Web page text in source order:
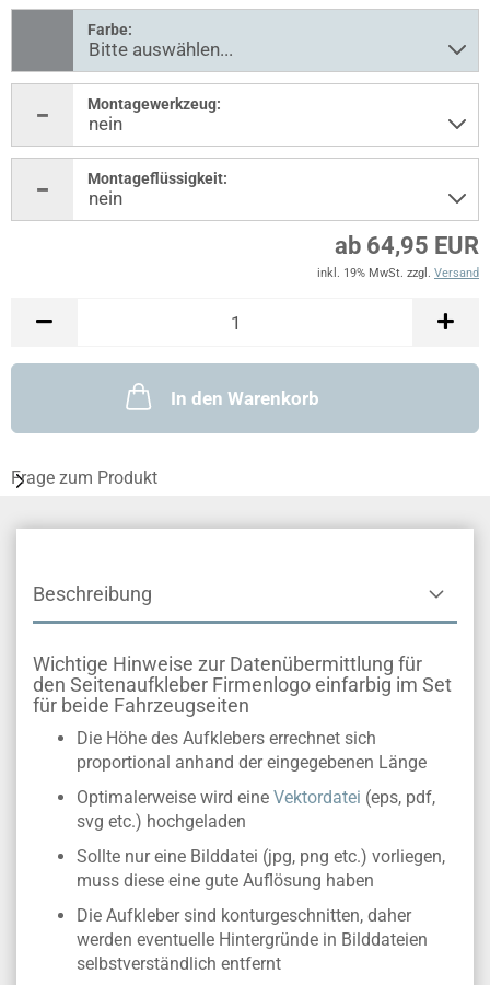
Farbe:
Montagewerkzeug:
Montageflüssigkeit:
ab 64,95 EUR
inkl. 19% MwSt. zzgl. Versand
In den Warenkorb
Frage zum Produkt
Beschreibung
Wichtige Hinweise zur Datenübermittlung für
den Seitenaufkleber Firmenlogo einfarbig im Set
für beide Fahrzeugseiten
Die Höhe des Aufklebers errechnet sich
proportional anhand der eingegebenen Länge
Optimalerweise wird eine Vektordatei (eps, pdf,
svg etc.) hochgeladen
Sollte nur eine Bilddatei (jpg, png etc.) vorliegen,
muss diese eine gute Auflösung haben
Die Aufkleber sind konturgeschnitten, daher
werden eventuelle Hintergründe in Bilddateien
selbstverständlich entfernt